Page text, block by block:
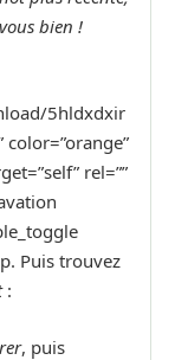
bien !
5hldxdxir
rel=””
Puis trouvez
:
, puis